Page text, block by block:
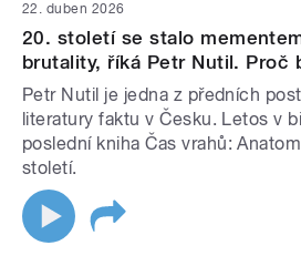
22. duben 2026
20. století se stalo
brutality, říká Petr Nutil. Proč
Petr Nutil je jedna z předních
literatury faktu v Česku. Letos v
poslední kniha Čas vrahů:
století.